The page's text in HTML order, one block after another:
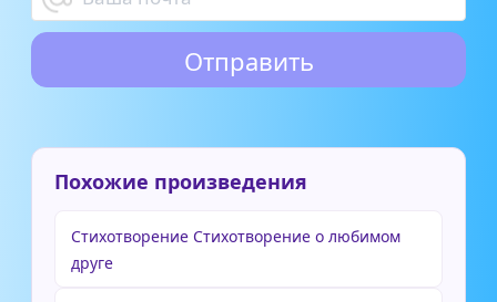
Похожие произведения
Стихотворение Стихотворение о любимом
друге